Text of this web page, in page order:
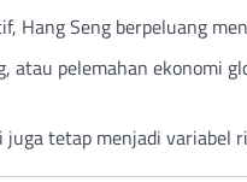
Hang Seng berpeluang
pelemahan ekonomi
tetap menjadi variabel